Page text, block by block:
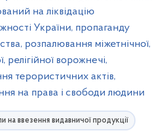
на ліквідацію
України, пропаганду
розпалювання міжетнічної,
релігійної ворожнечі,
терористичних актів,
на права і свободи людини
на ввезення видавничої продукції